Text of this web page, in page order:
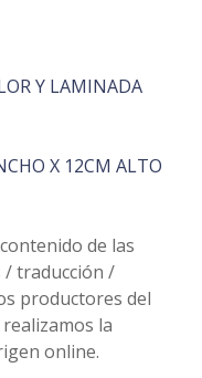
Y LAMINADA
X 12CM ALTO
de las
/ traducción /
productores del
la
online.